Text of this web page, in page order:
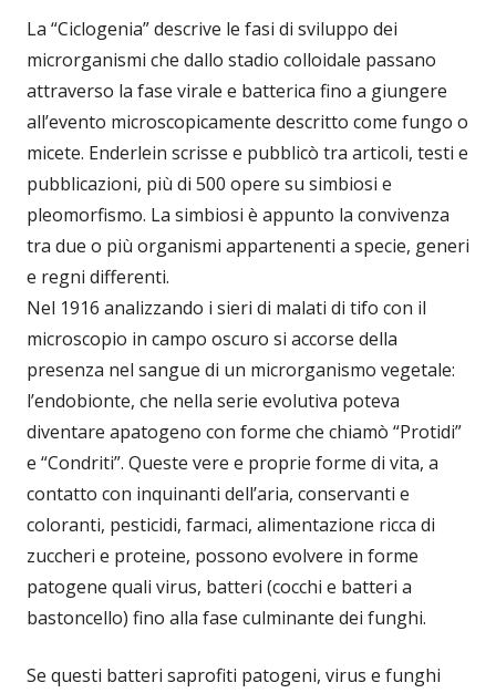
La “Ciclogenia” descrive le fasi di sviluppo dei
microrganismi che dallo stadio colloidale passano
attraverso la fase virale e batterica fino a giungere
all’evento microscopicamente descritto come fungo o
micete. Enderlein scrisse e pubblicò tra articoli, testi e
pubblicazioni, più di 500 opere su simbiosi e
pleomorfismo. La simbiosi è appunto la convivenza
tra due o più organismi appartenenti a specie, generi
e regni differenti.
Nel 1916 analizzando i sieri di malati di tifo con il
microscopio in campo oscuro si accorse della
presenza nel sangue di un microrganismo vegetale:
l’endobionte, che nella serie evolutiva poteva
diventare apatogeno con forme che chiamò “Protidi”
e “Condriti”. Queste vere e proprie forme di vita, a
contatto con inquinanti dell’aria, conservanti e
coloranti, pesticidi, farmaci, alimentazione ricca di
zuccheri e proteine, possono evolvere in forme
patogene quali virus, batteri (cocchi e batteri a
bastoncello) fino alla fase culminante dei funghi.
Se questi batteri saprofiti patogeni, virus e funghi